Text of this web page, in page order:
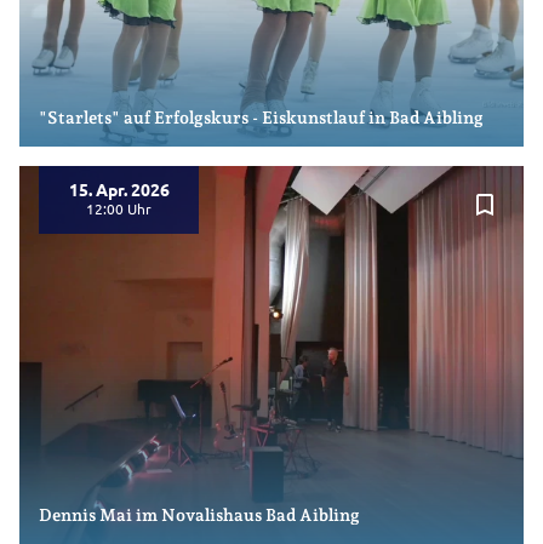
"Starlets" auf Erfolgskurs - Eiskunstlauf in Bad Aibling
bookmark_border
15. Apr. 2026
12:00
Dennis Mai im Novalishaus Bad Aibling